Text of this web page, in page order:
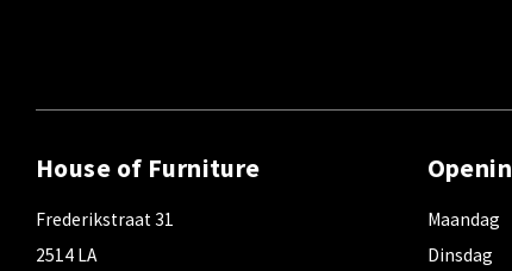
House of Furniture
Frederikstraat 31
2514 LA
Maandag
Dinsdag